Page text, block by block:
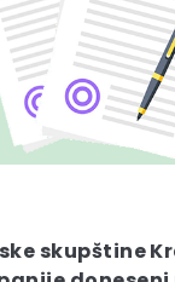
skupštine